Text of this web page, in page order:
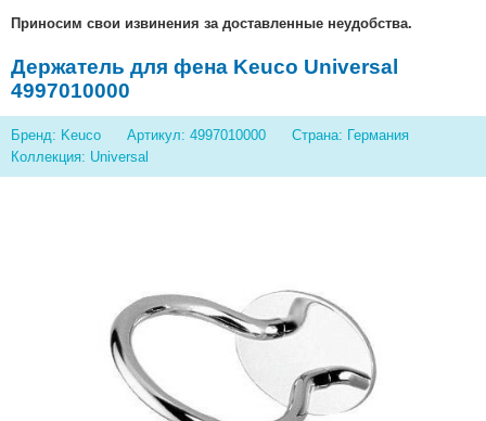
Приносим свои извинения за доставленные неудобства.
Держатель для фена Keuco Universal
4997010000
Бренд: Keuco Артикул: 4997010000
Страна: Германия
Коллекция: Universal